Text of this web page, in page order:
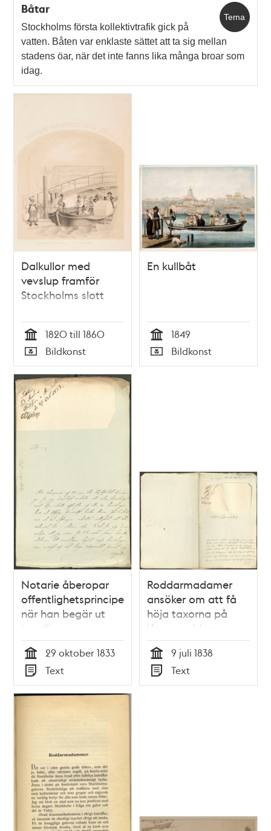
Tema
Båtar
Stockholms första kollektivtrafik gick på
vatten. Båten var enklaste sättet att ta sig mellan
stadens öar, när det inte fanns lika många broar som
idag.
Dalkullor med
vevslup framför
Stockholms slott
Tid
1820 till 1860
Typ
Bildkonst
En kullbåt
Tid
1849
Typ
Bildkonst
Notarie åberopar
offentlighetsprincipen
när han begär ut
handlingar
Tid
29 oktober 1833
Typ
Text
Roddarmadamer
ansöker om att få
höja taxorna på
långa roddresor
Tid
9 juli 1838
Typ
Text